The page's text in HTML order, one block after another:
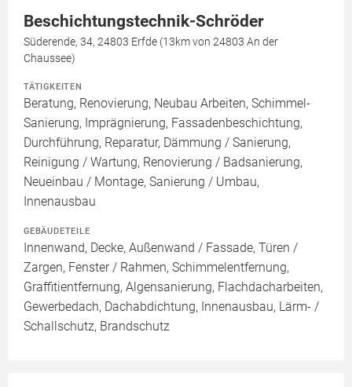
Beschichtungstechnik-Schröder
Süderende, 34, 24803 Erfde (13km von 24803 An der
Chaussee)
TÄTIGKEITEN
Beratung, Renovierung, Neubau Arbeiten, Schimmel-
Sanierung, Imprägnierung, Fassadenbeschichtung,
Durchführung, Reparatur, Dämmung / Sanierung,
Reinigung / Wartung, Renovierung / Badsanierung,
Neueinbau / Montage, Sanierung / Umbau,
Innenausbau
GEBÄUDETEILE
Innenwand, Decke, Außenwand / Fassade, Türen /
Zargen, Fenster / Rahmen, Schimmelentfernung,
Graffitientfernung, Algensanierung, Flachdacharbeiten,
Gewerbedach, Dachabdichtung, Innenausbau, Lärm- /
Schallschutz, Brandschutz